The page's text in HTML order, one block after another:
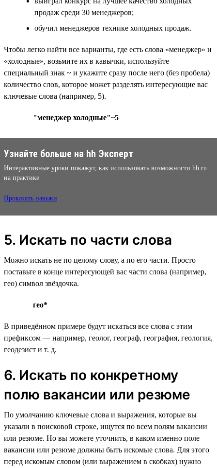
продаж среди 30 менеджеров;
обучил менеджеров технике холодных продаж.
Чтобы легко найти все варианты, где есть слова «менеджер» и
«холодные», возьмите их в кавычки, используйте
специальный знак ~ и укажите сразу после него (без пробела)
количество слов, которое может разделять интересующие вас
ключевые слова (например, 5).
"менеджер холодные"~5
Узнайте больше на hh Эксперт
Интерактивные уроки покажут, как использовать возможности hh.ru
на практике
Прокачать навыки
5. Искать по части слова
Можно искать не по целому слову, а по его части. Просто
поставьте в конце интересующей вас части слова (например,
гео) символ звёздочка.
гео*
В приведённом примере будут искаться все слова с этим
префиксом — например, геолог, географ, география, геология,
геодезист и т. д.
6. Искать по конкретному
полю вакансии или резюме
По умолчанию ключевые слова и выражения, которые вы
указали в поисковой строке, ищутся по всем полям вакансии
или резюме. Но вы можете уточнить, в каком именно поле
вакансии или резюме должны быть искомые слова. Для этого
перед искомым словом (или выражением в скобках) нужно